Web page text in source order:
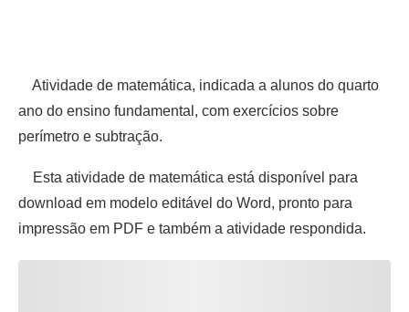
Atividade de matemática, indicada a alunos do quarto
ano do ensino fundamental, com exercícios sobre
perímetro e subtração.
Esta atividade de matemática está disponível para
download em modelo editável do Word, pronto para
impressão em PDF e também a atividade respondida.